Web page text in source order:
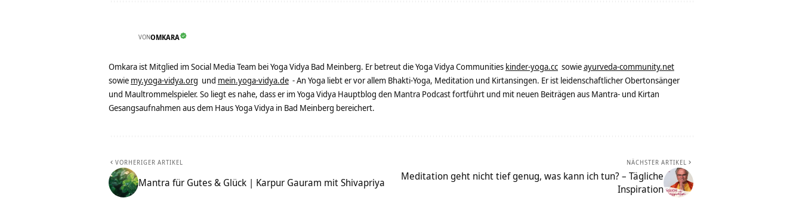
VONOMKARA
Omkara ist Mitglied im Social Media Team bei Yoga Vidya Bad Meinberg. Er betreut die Yoga Vidya Communities kinder-yoga.cc sowieayurveda-community.net
sowie my.yoga-vidya.org und mein.yoga-vidya.de - An Yoga liebt er vor allem Bhakti-Yoga, Meditation und Kirtansingen. Er ist leidenschaftlicher Obertonsänger
und Maultrommelspieler. So liegt es nahe, dass er im Yoga Vidya Hauptblog den Mantra Podcast fortführt und mit neuen Beiträgen aus Mantra- und Kirtan
Gesangsaufnahmen aus dem Haus Yoga Vidya in Bad Meinberg bereichert.
VORHERIGER ARTIKEL
Mantra für Gutes & Glück | Karpur Gauram mit Shivapriya
NÄCHSTER ARTIKEL
Meditation geht nicht tief genug, was kann ich tun? – Tägliche
Inspiration